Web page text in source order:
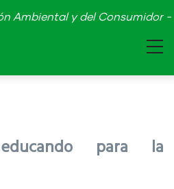
Ambiental y del Consumidor
para la